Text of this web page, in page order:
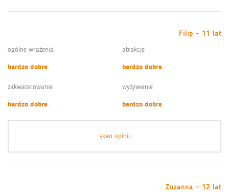
Filip - 11 lat
ogólne wrażenia
bardzo dobre
atrakcje
bardzo dobre
zakwaterowanie
bardzo dobre
wyżywienie
bardzo dobre
skan opinii
Zuzanna - 12 lat